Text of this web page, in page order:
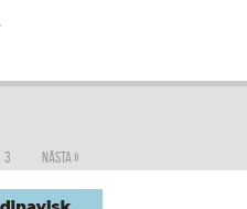
3 Nästa »